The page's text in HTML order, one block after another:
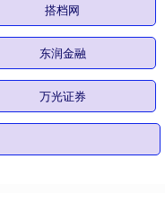
搭档网
东润金融
万光证券